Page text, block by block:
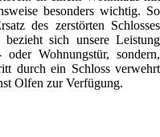
besonders wichtig. So
des zerstörten Schlosses
bezieht sich unsere Leistung
Wohnungstür, sondern,
durch ein Schloss verwehrt
Olfen zur Verfügung.